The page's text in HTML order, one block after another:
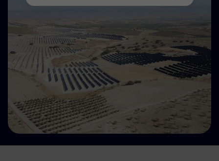
Modello satellitare
Energia accessibile
Innovazione
Scenari energetici
Attività nel mondo